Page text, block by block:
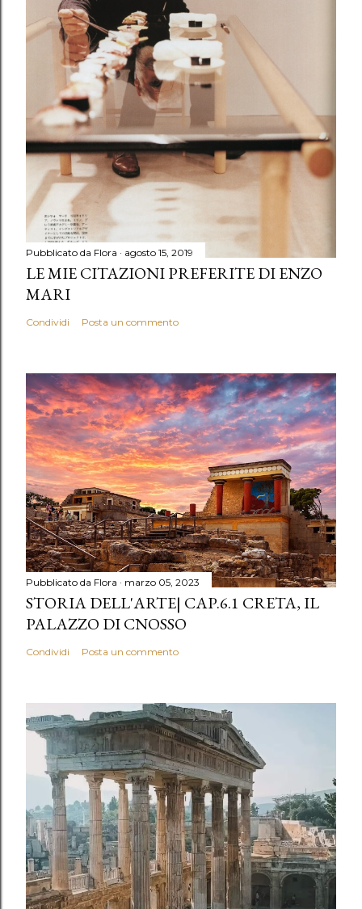
Pubblicato da Flora agosto 15, 2019
LE MIE CITAZIONI PREFERITE DI ENZO
MARI
Condividi Posta un commento
Pubblicato da Flora marzo 05, 2023
STORIA DELL'ARTE| CAP.6.1 CRETA, IL
PALAZZO DI CNOSSO
Condividi Posta un commento